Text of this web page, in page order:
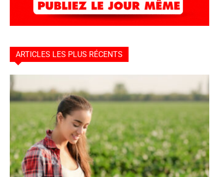
ARTICLES LES PLUS RÉCENTS